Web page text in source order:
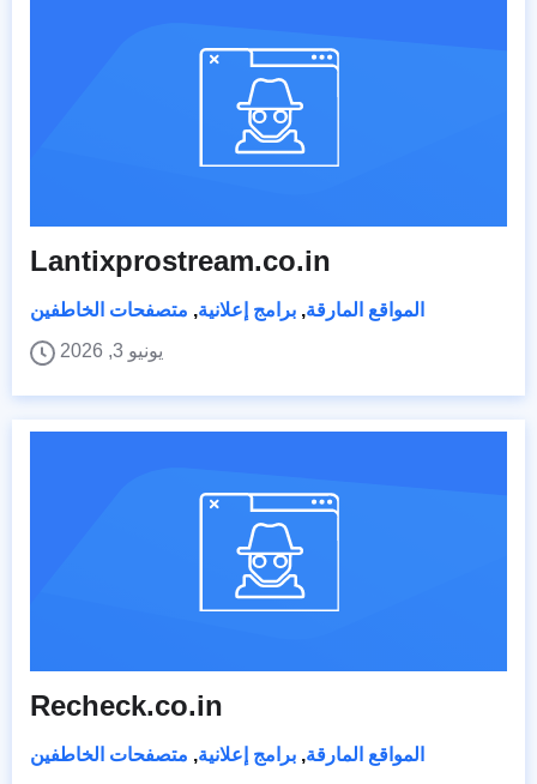
Lantixprostream.co.in
المواقع المارقة, برامج إعلانية, متصفحات الخاطفين
يونيو 3, 2026
Recheck.co.in
المواقع المارقة, برامج إعلانية, متصفحات الخاطفين